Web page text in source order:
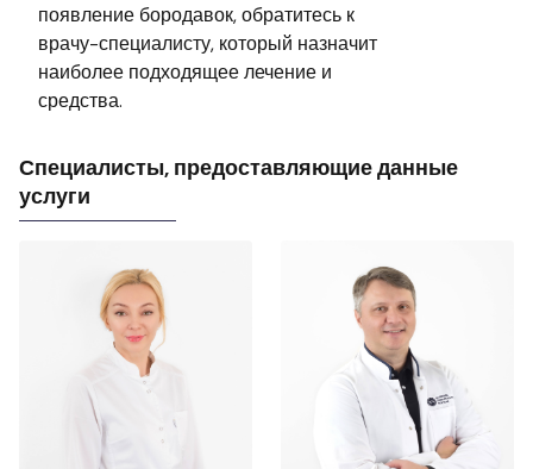
появление бородавок, обратитесь к
врачу-специалисту, который назначит
наиболее подходящее лечение и
средства.
Специалисты, предоставляющие данные
услуги